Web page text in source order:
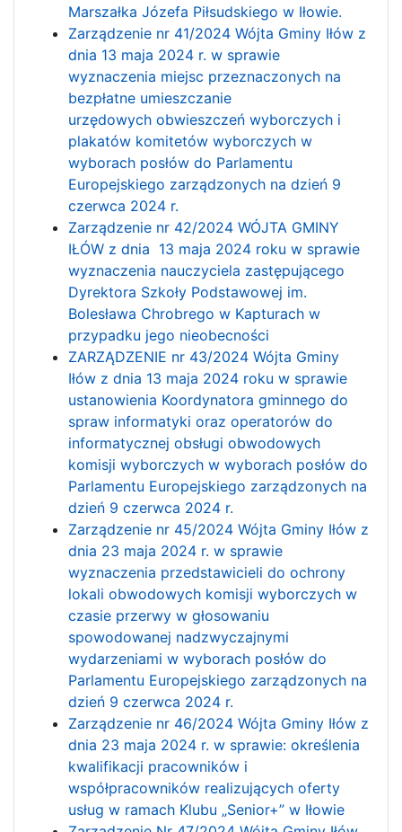
Marszałka Józefa Piłsudskiego w Iłowie.
Zarządzenie nr 41/2024 Wójta Gminy Iłów z
dnia 13 maja 2024 r. w sprawie
wyznaczenia miejsc przeznaczonych na
bezpłatne umieszczanie
urzędowych obwieszczeń wyborczych i
plakatów komitetów wyborczych w
wyborach posłów do Parlamentu
Europejskiego zarządzonych na dzień 9
czerwca 2024 r.
Zarządzenie nr 42/2024 WÓJTA GMINY
IŁÓW z dnia 13 maja 2024 roku w sprawie
wyznaczenia nauczyciela zastępującego
Dyrektora Szkoły Podstawowej im.
Bolesława Chrobrego w Kapturach w
przypadku jego nieobecności
ZARZĄDZENIE nr 43/2024 Wójta Gminy
Iłów z dnia 13 maja 2024 roku w sprawie
ustanowienia Koordynatora gminnego do
spraw informatyki oraz operatorów do
informatycznej obsługi obwodowych
komisji wyborczych w wyborach posłów do
Parlamentu Europejskiego zarządzonych na
dzień 9 czerwca 2024 r.
Zarządzenie nr 45/2024 Wójta Gminy Iłów z
dnia 23 maja 2024 r. w sprawie
wyznaczenia przedstawicieli do ochrony
lokali obwodowych komisji wyborczych w
czasie przerwy w głosowaniu
spowodowanej nadzwyczajnymi
wydarzeniami w wyborach posłów do
Parlamentu Europejskiego zarządzonych na
dzień 9 czerwca 2024 r.
Zarządzenie nr 46/2024 Wójta Gminy Iłów z
dnia 23 maja 2024 r. w sprawie: określenia
kwalifikacji pracowników i
współpracowników realizujących oferty
usług w ramach Klubu „Senior+” w Iłowie